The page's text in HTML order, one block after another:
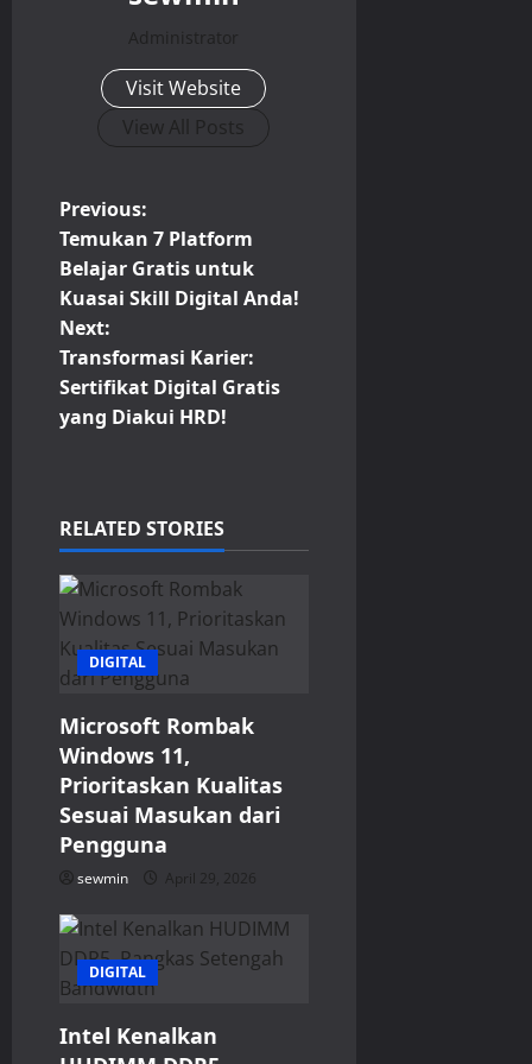
Administrator
Visit Website
View All Posts
P
o
s
t
n
v
i
g
a
t
i
o
n
Previous:
Temukan 7 Platform
Belajar Gratis untuk
Kuasai Skill Digital Anda!
Next:
Transformasi Karier:
Sertifikat Digital Gratis
yang Diakui HRD!
RELATED STORIES
DIGITAL
Microsoft Rombak
Windows 11,
Prioritaskan Kualitas
Sesuai Masukan dari
Pengguna
sewmin April 29, 2026
DIGITAL
Intel Kenalkan